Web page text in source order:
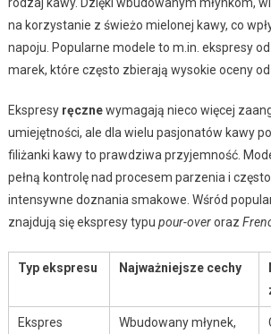
na korzystanie z świeżo mielonej kawy, co
napoju. Popularne modele to m.in. ekspresy
marek, które często zbierają wysokie oceny
Ekspresy ręcznewymagają nieco więcej
umiejętności, ale dla wielu pasjonatów kawy
filiżanki kawy to prawdziwa przyjemność.
pełną kontrolę nad procesem parzenia i
intensywne doznania smakowe. Wśród
znajdują się ekspresy typu pour-overoraz
Typ ekspresu Najważniejsze cechy
Ekspres
Wbudowany młynek,